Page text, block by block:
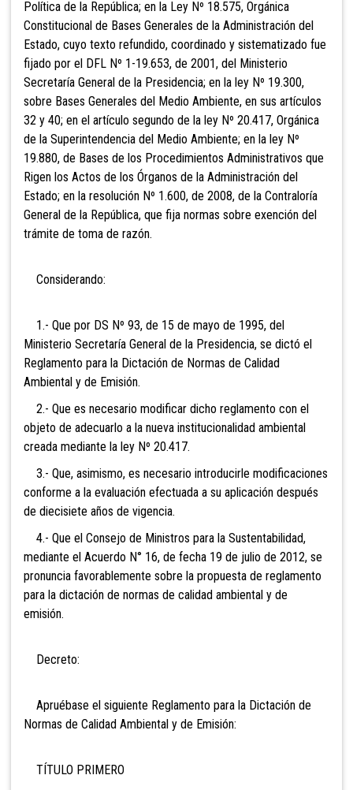
Política de la República; en la Ley Nº 18.575, Orgánica
Constitucional de Bases Generales de la Administración del
Estado, cuyo texto refundido, coordinado y sistematizado fue
fijado por el DFL Nº 1-19.653, de 2001, del Ministerio
Secretaría General de la Presidencia; en la ley Nº 19.300,
sobre Bases Generales del Medio Ambiente, en sus artículos
32 y 40; en el artículo segundo de la ley Nº 20.417, Orgánica
de la Superintendencia del Medio Ambiente; en la ley Nº
19.880, de Bases de los Procedimientos Administrativos que
Rigen los Actos de los Órganos de la Administración del
Estado; en la resolución Nº 1.600, de 2008, de la Contraloría
General de la República, que fija normas sobre exención del
trámite de toma de razón.
Considerando:
1.- Que por DS Nº 93, de 15 de mayo de 1995, del
Ministerio Secretaría General de la Presidencia, se dictó el
Reglamento para la Dictación de Normas de Calidad
Ambiental y de Emisión.
2.- Que es necesario modificar dicho reglamento con el
objeto de adecuarlo a la nueva institucionalidad ambiental
creada mediante la ley Nº 20.417.
3.- Que, asimismo, es necesario introducirle modificaciones
conforme a la evaluación efectuada a su aplicación después
de diecisiete años de vigencia.
4.- Que el Consejo de Ministros para la Sustentabilidad,
mediante el Acuerdo N° 16, de fecha 19 de julio de 2012, se
pronuncia favorablemente sobre la propuesta de reglamento
para la dictación de normas de calidad ambiental y de
emisión.
Decreto:
Apruébase el siguiente Reglamento para la Dictación de
Normas de Calidad Ambiental y de Emisión:
TÍTULO PRIMERO